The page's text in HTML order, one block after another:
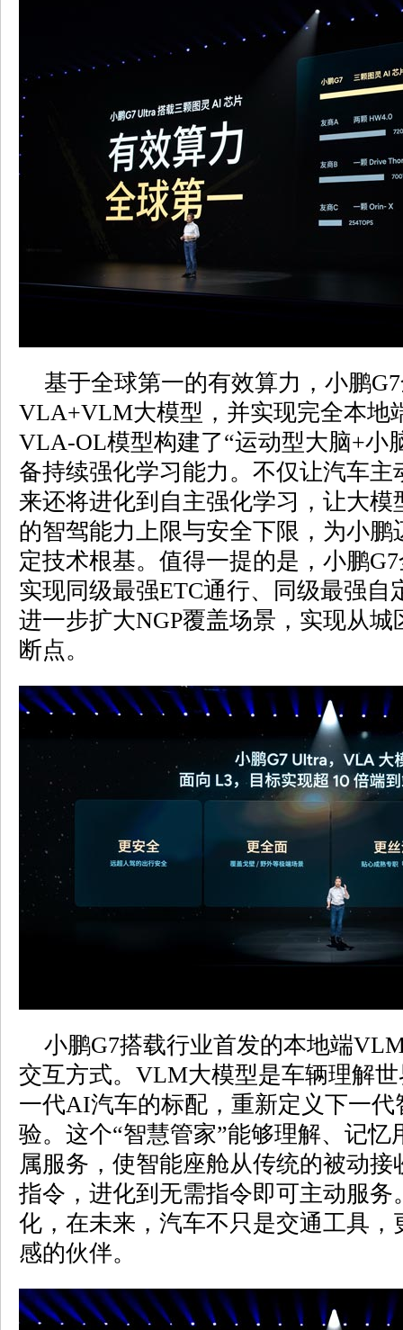
基于全球第一的有效算力，小鹏
VLA+VLM大模型，并实现完全本地
VLA-OL模型构建了“运动型大脑+小
备持续强化学习能力。不仅让汽车
来还将进化到自主强化学习，让大
的智驾能力上限与安全下限，为小
定技术根基。值得一提的是，小鹏
实现同级最强ETC通行、同级最强自
进一步扩大NGP覆盖场景，实现从
断点。
小鹏G7搭载行业首发的本地端
交互方式。VLM大模型是车辆理解
一代AI汽车的标配，重新定义下一
验。这个“智慧管家”能够理解、记
属服务，使智能座舱从传统的被动
指令，进化到无需指令即可主动服
化，在未来，汽车不只是交通工具
感的伙伴。